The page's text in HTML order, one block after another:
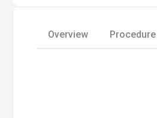
Overview Procedure